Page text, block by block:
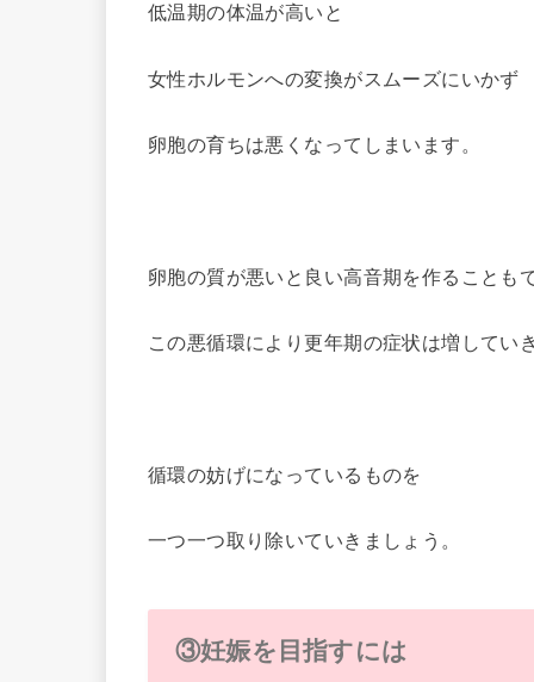
低温期の体温が高いと
女性ホルモンへの変換がスムーズにいかず
卵胞の育ちは悪くなってしまいます。
卵胞の質が悪いと良い高音期を作ることも
この悪循環により更年期の症状は増してい
循環の妨げになっているものを
一つ一つ取り除いていきましょう。
③妊娠を目指すには